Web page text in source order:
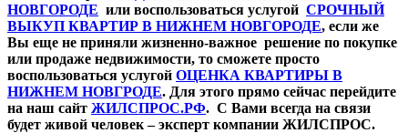
НОВГОРОДЕ или воспользоваться услугой СРОЧНЫЙ
ВЫКУП КВАРТИР В НИЖНЕМ НОВГОРОДЕ, если же
Вы еще не приняли жизненно-важное решение по покупке
или продаже недвижимости, то сможете просто
воспользоваться услугой ОЦЕНКА КВАРТИРЫ В
НИЖНЕМ НОВГРОДЕ. Для этого прямо сейчас перейдите
на наш сайт ЖИЛСПРОС.РФ. С Вами всегда на связи
будет живой человек – эксперт компании ЖИЛСПРОС.